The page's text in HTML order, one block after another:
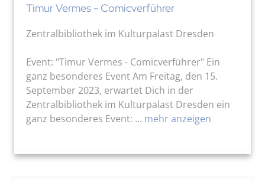
Timur Vermes - Comicverführer
Zentralbibliothek im Kulturpalast Dresden
Event: "Timur Vermes - Comicverführer" Ein
ganz besonderes Event Am Freitag, den 15.
September 2023, erwartet Dich in der
Zentralbibliothek im Kulturpalast Dresden ein
ganz besonderes Event: ... mehr anzeigen